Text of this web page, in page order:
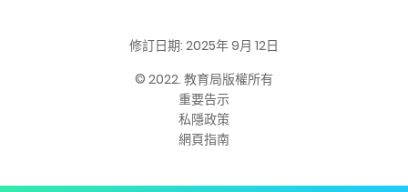
修訂日期: 2025年 9月 12日
© 2022. 教育局版權所有
重要告示
私隱政策
網頁指南